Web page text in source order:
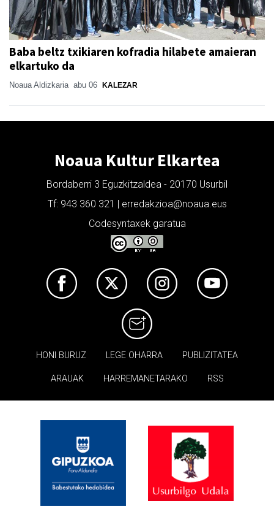
Baba beltz txikiaren kofradia hilabete amaieran
elkartuko da
Noaua Aldizkaria abu 06 KALEZAR
Noaua Kultur Elkartea
Bordaberri 3 Eguzkitzaldea - 20170 Usurbil
Tf: 943 360 321 | erredakzioa@noaua.eus
Codesyntaxek garatua
HONI BURUZ LEGE OHARRA PUBLIZITATEA
ARAUAK HARREMANETARAKO RSS